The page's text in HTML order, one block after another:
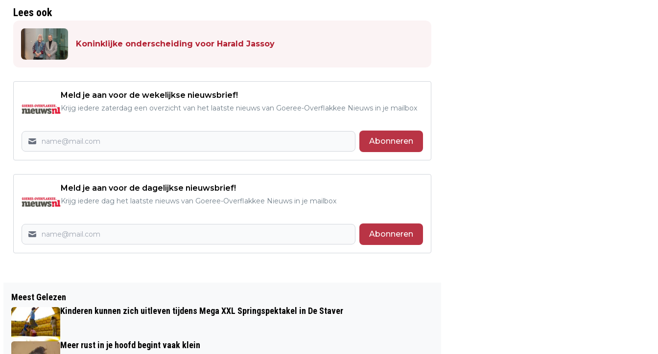
Lees ook
Koninklijke onderscheiding voor Harald Jassoy
Meld je aan voor de wekelijkse nieuwsbrief!
Krijg iedere zaterdag een overzicht van het laatste nieuws van Goeree-Overflakkee Nieuws in je mailbox
Abonneren
Meld je aan voor de dagelijkse nieuwsbrief!
Krijg iedere dag het laatste nieuws van Goeree-Overflakkee Nieuws in je mailbox
Abonneren
KONINKLIJKE ONDERSCHEIDING VOOR
HARALD JASSOY
TERUG
Meest Gelezen
Kinderen kunnen zich uitleven tijdens Mega XXL Springspektakel in De Staver
Meer rust in je hoofd begint vaak klein